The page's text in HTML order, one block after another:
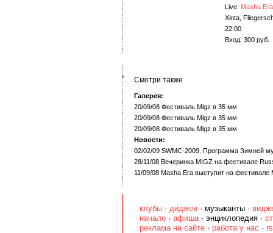
Live: Masha Era
Xinta,
22:00
Вход: 300 руб.
Смотри также
Галерея:
20/09/08 Фестиваль Migz в 35 мм
20/09/08 Фестиваль Migz в 35 мм
20/09/08 Фестиваль Migz в 35 мм
Новости:
02/02/09 SWMC-2009. Программа Зимней
28/11/08 Вечеринка MIGZ на фестивале
11/09/08 Masha Era выступит на фестивале
клубы · диджеи · музыканты ·
начало · афиша· энциклопедия ·
реклама на сайте · работа у нас ·